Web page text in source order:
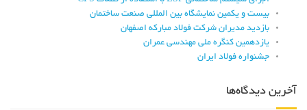
بیست و یکمین نمایشگاه بین المللی صنعت ساختمان
بازدید مدیران شرکت فولاد مبارکه اصفهان
یازدهمین کنگره ملی مهندسی عمران
جشنواره فولاد ایران
آخرین دیدگاه‌ها